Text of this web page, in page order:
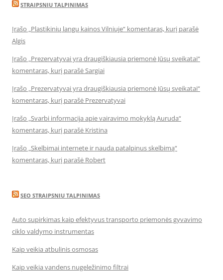
STRAIPSNIU TALPINIMAS
Įrašo „Plastikinių langų kainos Vilniuje“ komentaras, kurį parašė
Algis
Įrašo „Prezervatyvai yra draugiškiausia priemonė Jūsų sveikatai“
komentaras, kurį parašė Sargiai
Įrašo „Prezervatyvai yra draugiškiausia priemonė Jūsų sveikatai“
komentaras, kurį parašė Prezervatyvai
Įrašo „Svarbi informacija apie vairavimo mokyklą Auruda“
komentaras, kurį parašė Kristina
Įrašo „Skelbimai internete ir nauda patalpinus skelbimą“
komentaras, kurį parašė Robert
SEO STRAIPSNIU TALPINIMAS
Auto supirkimas kaip efektyvus transporto priemonės gyvavimo
ciklo valdymo instrumentas
Kaip veikia atbulinis osmosas
Kaip veikia vandens nugeležinimo filtrai